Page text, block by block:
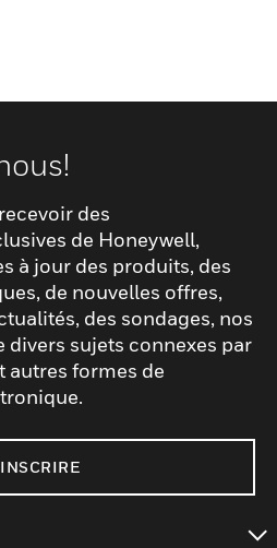
des
de Honeywell,
à jour des produits, des
de nouvelles offres,
des sondages, nos
sujets connexes par
autres formes de